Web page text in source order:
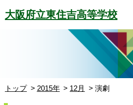
大阪府立東住吉高等学校
トップ 2015年 12月 演劇